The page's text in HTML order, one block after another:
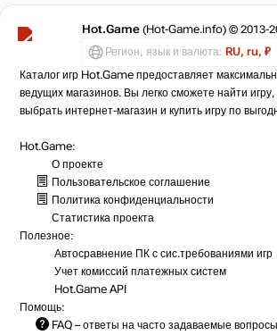
Hot.Game (Hot-Game.info) © 2013-
Регион, язык и валюта: RU, ru, ₽
Каталог игр Hot.Game предоставляет
ведущих магазинов. Вы легко сможете найти
выбрать интернет-магазин и купить игру по
Hot.Game:
О проекте
Пользовательское соглашение
Политика конфиденциальности
Статистика проекта
Полезное:
Автосравнение ПК с сис.требованиями игр
Учет комиссий платежных систем
Hot.Game API
Помощь:
FAQ – ответы на часто задаваемые вопросы